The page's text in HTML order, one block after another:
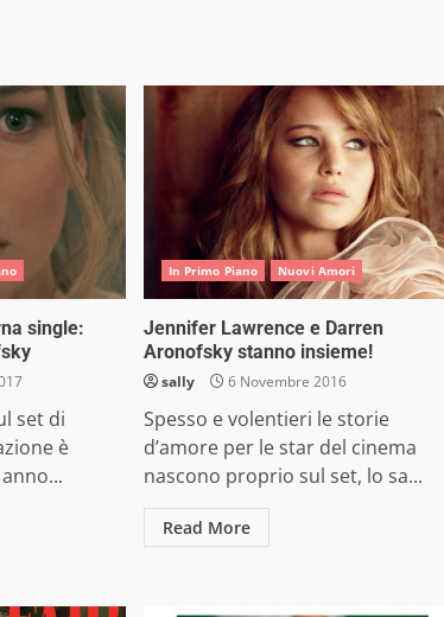
single:
set di
è
In Primo Piano Nuovi Amori
Jennifer Lawrence e Darren
Aronofsky stanno insieme!
sally 6 Novembre 2016
Spesso e volentieri le storie
d’amore per le star del cinema
nascono proprio sul set, lo sa...
Read More